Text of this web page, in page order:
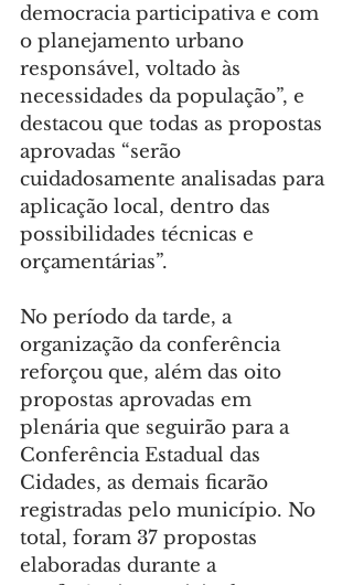
democracia participativa e com
o planejamento urbano
responsável, voltado às
necessidades da população”, e
destacou que todas as propostas
aprovadas “serão
cuidadosamente analisadas para
aplicação local, dentro das
possibilidades técnicas e
orçamentárias”.
No período da tarde, a
organização da conferência
reforçou que, além das oito
propostas aprovadas em
plenária que seguirão para a
Conferência Estadual das
Cidades, as demais ficarão
registradas pelo município. No
total, foram 37 propostas
elaboradas durante a